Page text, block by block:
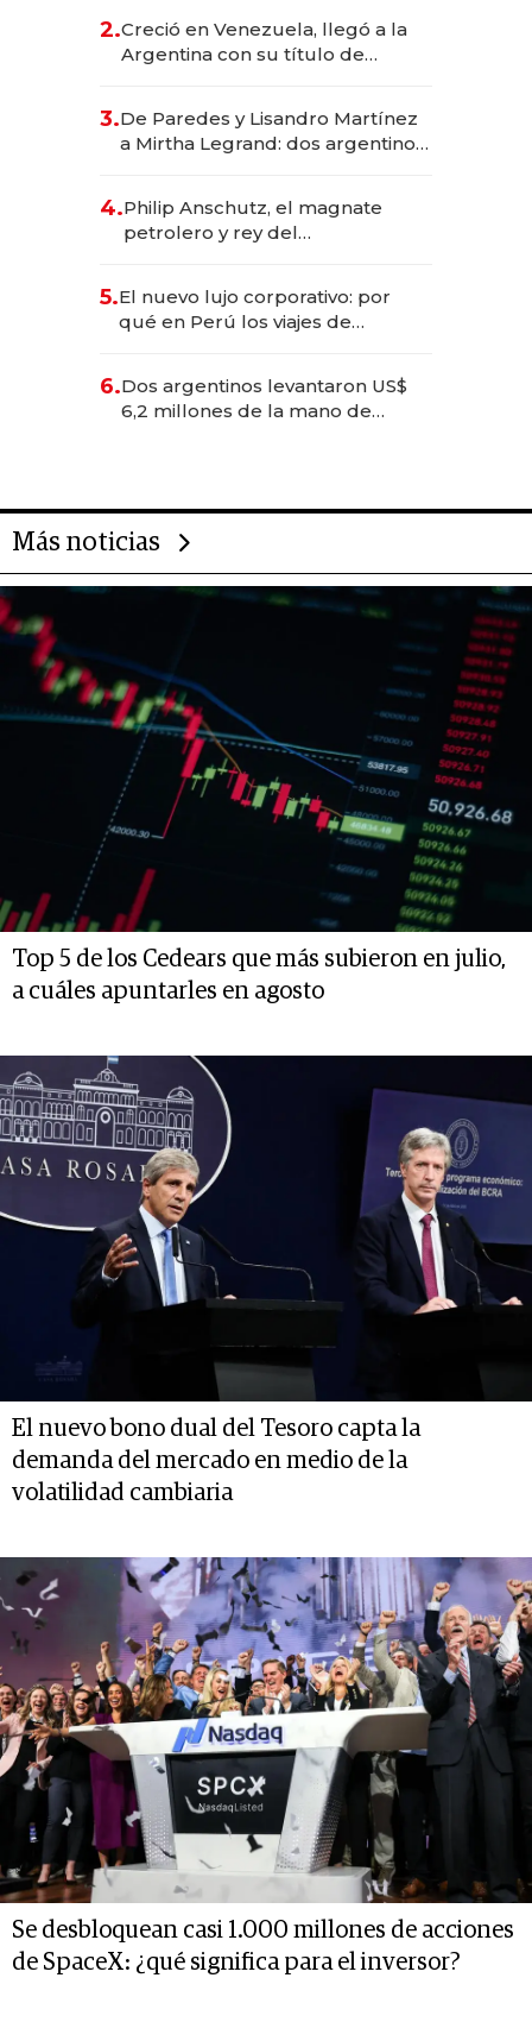
2.Creció en Venezuela, llegó a la
Argentina con su título de
las marcas "fast premium"
3.De Paredes y Lisandro Martínez
a Mirtha Legrand: dos argentinos
4.Philip Anschutz, el magnate
petrolero y rey del
Fénix
5.El nuevo lujo corporativo: por
qué en Perú los viajes de
para convertirse en experiencias
transformadoras
6.Dos argentinos levantaron US$
6,2 millones de la mano de
Más noticias
Top 5 de los Cedears que más subieron en julio,
a cuáles apuntarles en agosto
El nuevo bono dual del Tesoro capta la
demanda del mercado en medio de la
volatilidad cambiaria
Se desbloquean casi 1.000 millones de acciones
de SpaceX: ¿qué significa para el inversor?